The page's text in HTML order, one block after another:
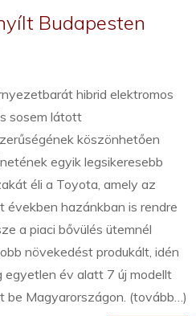
Budapesten
hibrid elektromos
sosem látott
köszönhetően
egyik legsikeresebb
éli a Toyota, amely az
években hazánkban is rendre
a piaci bővülés ütemnél
növekedést produkált, idén
egyetlen év alatt 7 új modellt
be Magyarországon. (tovább…)